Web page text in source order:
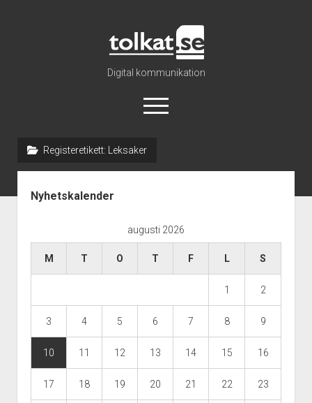
Tolkat
Digital kommunikation
öppna
meny
Info
Regler
Registeretikett: Leksaker
Nyhetskalender
augusti 2026
M T O T F L S
1 2
3 4 5 6 7 8 9
10 11 12 13 14 15 16
17 18 19 20 21 22 23